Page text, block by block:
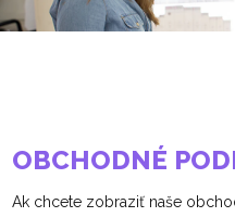
OBCHODNÉ
Ak chcete zobraziť naše